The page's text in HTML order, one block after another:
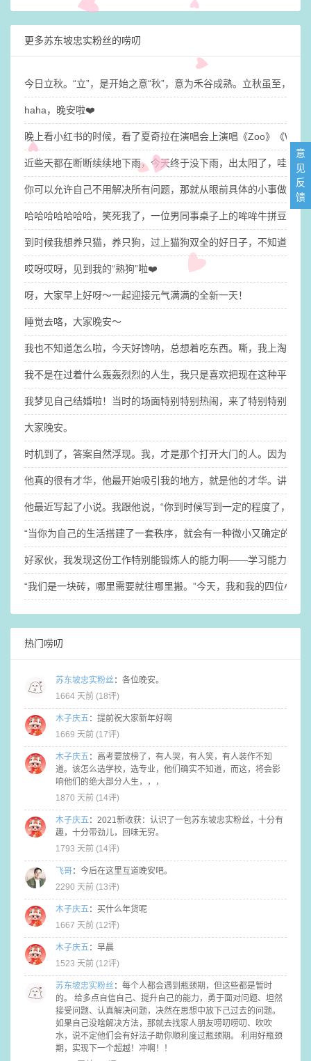
更多苏东坡忠实粉丝的唠叨
今日立秋。“立”，是开始之意“秋”，意为禾谷成熟。立秋虽至，
haha，晚安啦❤️
晚上看小红书的时候，看了夏奇拉在演唱会上演唱《Zoo》《
近些天都在断断续续地下雨，今天终于没下雨，出太阳了，哇咔
你可以允许自己不用解决所有问题，那就​从眼前具体的小事做起吧
哈哈哈哈哈哈哈，笑死我了，一位男同事桌子上的哞哞牛拼豆有点
到时候我想养只猫，养只狗，过上猫狗双全的好日子，不知道我
哎呀哎呀，见到我的“熟狗”啦❤️
呀，大家早上好呀～一起迎接元气满满的全新一天！
睡觉去咯，大家晚安～
我也不知道怎么啦，今天好馋呐，总想着吃东西。嘶，我上淘宝
我不是在过着什么轰轰烈烈的人生，我只是喜欢把现在这种平平
我梦见自己结婚啦！​当时的场面特别特别热闹，来了特别特别多
大家晚安。
时机到了，答案自然浮现。我，才是那个打开大门的人。因为钥匙
他真的很有才华，他最开始吸引我的地方，就是他的才华。讲真
他最近写起了小说。​我跟他说，“你到时候写到一定的程度了，你
“当你为自己的生活搭建了一套秩序，就会有一种微小又确定的稳
好家伙，我发现这份工作特别能锻炼人的能力啊——学习能力、适
“我们是一块砖，哪里需要就往哪里搬。”​今天，我和我的四位小
热门唠叨
苏东坡忠实粉丝： 各位晚安。
1664 天前 (18评)
木子庆五： 提前祝大家新年好啊
1669 天前 (17评)
木子庆五： 高考要放榜了，有人哭，有人笑，有人装作不知
道。该怎么选学校，选专业，他们确实不知道，而这，将会影
响他们的绝大部分人生，，，
1870 天前 (14评)
木子庆五： 2021新收获：认识了一包苏东坡忠实粉丝，十分有
趣，十分带劲儿，回味无穷。
1793 天前 (14评)
飞哥： 今后在这里互道晚安吧。
2290 天前 (13评)
木子庆五： 买什么年货呢
1667 天前 (12评)
木子庆五： 早晨
1523 天前 (12评)
苏东坡忠实粉丝： 每个人都会遇到瓶颈期，但这些都是暂时
的。 给多点自信自己、提升自己的能力，勇于面对问题、坦然
接受问题、认真解决问题，决然在思想中放下己过去的问题。
如果自己没啥解决方法，那就去找家人朋友唠叨唠叨、吹吹
水，说不定他们会有好法子助你顺利度过瓶颈期。 利用好瓶颈
期，实现下一个超越！冲啊！！
意
见
反
馈